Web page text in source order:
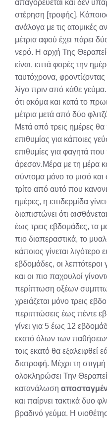
απαγορεύεται και δεν
στέρηση [τροφής].
ανάλογα με τις ατομικές
μέτρια αφού έχει πάρει
νερό. Η αρχή Της
είναι, επτά φορές την
ταυτόχρονα,
λίγο πριν από κάθε
ότι ακόμα και κατά το
μέτρια μετά από δύο
Μετά από τρεις ημέρες θα
επιθυμίας για κάποιες
επιθυμίες για φαγητά
άρεσαν.Μέρα με τη μέρα
σύντομα μόνο το μισό και
τρίτο από αυτό που
ημέρες, η επιδερμίδα
διαπιστώνει ότι
έως τρεις εβδομάδες, τα
πιο διαπεραστικά, το
κάποιος γίνεται λιγότερο
εβδομάδες, οι
και οι πιο παχουλοί
περίπτωση οξέων
χρειάζεται μόνο τρεις
περιπτώσεις έως πέντε
γίνει για 5 έως 12
εκατό όλων των παθήσεων
τοις εκατό θα εξαλειφθεί
διατροφή. Μέχρι τη
ολοκληρώσει Την
κατανάλωση
και παίρνει τακτικά δυο
βραδινό γεύμα. Η